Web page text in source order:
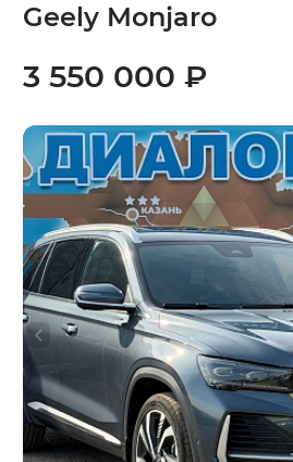
Geely Monjaro
3 550 000 ₽